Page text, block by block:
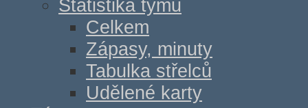
Statistika týmu
Celkem
Zápasy, minuty
Tabulka střelců
Udělené karty